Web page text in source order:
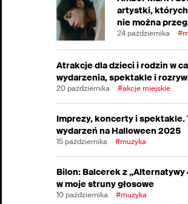
artystki,
nie można
24 października
Atrakcje dla dzieci i rodzin w
wydarzenia, spektakle i
20 października #akcje miejskie
Imprezy, koncerty i spektakle.
wydarzeń na Halloween 2025
15 października #muzyka
Bilon: Balcerek z „Alternatywy
w moje struny głosowe
10 października #muzyka